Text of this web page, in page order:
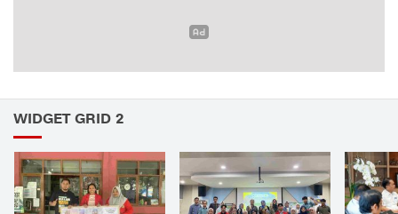
WIDGET GRID 2